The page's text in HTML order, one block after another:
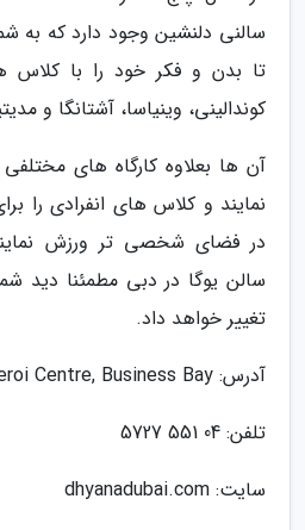
سالنی دلنشین وجود دارد که به
تا بدن و فکر خود را با کلاس
کوندالینی، وینیاسا، آشتانگا و
آن ها بعلاوه کارگاه های
نمایند و کلاس های انفرادی را
در فضای شخصی تر ورزش
سالن یوگا در دبی مطمئنا دید
تغییر خواهد داد.
آدرس: The Oberoi Centre, Business Bay
تلفن: 04 551 5727
سایت: dhyanadubai.com